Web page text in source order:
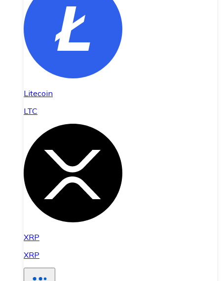
Litecoin
LTC
XRP
XRP